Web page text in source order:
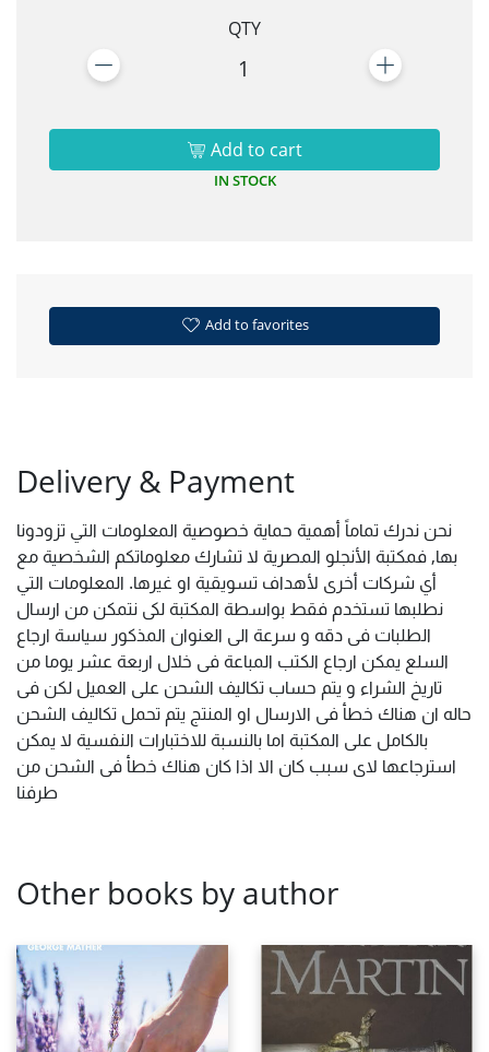
QTY
1
Add to cart
IN STOCK
Add to favorites
Delivery & Payment
نحن ندرك تماماً أهمية حماية خصوصية المعلومات التي تزودونا
بها, فمكتبة الأنجلو المصرية لا تشارك معلوماتكم الشخصية مع
أي شركات أخرى لأهداف تسويقية او غيرها. المعلومات التي
نطلبها تستخدم فقط بواسطة المكتبة لكى نتمكن من ارسال
الطلبات فى دقه و سرعة الى العنوان المذكور سياسة ارجاع
السلع يمكن ارجاع الكتب المباعة فى خلال اربعة عشر يوما من
تاريخ الشراء و يتم حساب تكاليف الشحن على العميل لكن فى
حاله ان هناك خطأ فى الارسال او المنتج يتم تحمل تكاليف الشحن
بالكامل على المكتبة اما بالنسبة للاختبارات النفسية لا يمكن
استرجاعها لاى سبب كان الا اذا كان هناك خطأ فى الشحن من
طرفنا
Other books by author